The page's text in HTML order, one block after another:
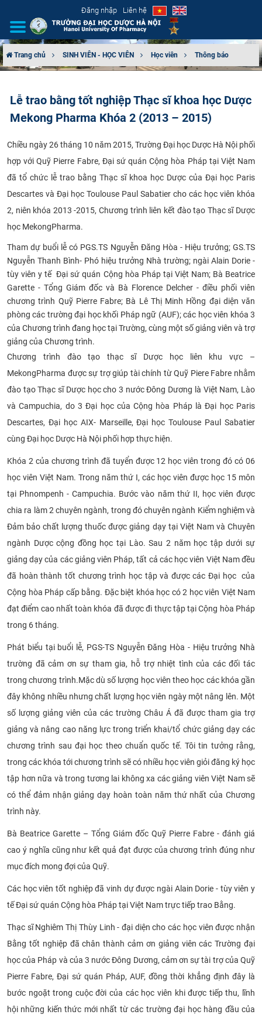
Đăng nhập Liên hệ
CƠ CẤU TỔ CHỨC
ĐÀO TẠO
ĐẢM BẢO CHẤT LƯỢNG
KHOA HỌC CÔNG NGHỆ
HTQT
CỰU NGƯỜI HỌC
Trang chủ SINH VIÊN - HỌC VIÊN Học viên Thông báo
Lễ trao bằng tốt nghiệp Thạc sĩ khoa học Dược
Mekong Pharma Khóa 2 (2013 – 2015)
Chiều ngày 26 tháng 10 năm 2015, Trường Đại học Dược Hà Nội phối
hợp với Quỹ Pierre Fabre, Đại sứ quán Cộng hòa Pháp tại Việt Nam
đã tổ chức lễ trao bằng Thạc sĩ khoa học Dược của Đại học Paris
Descartes và Đại học Toulouse Paul Sabatier cho các học viên khóa
2, niên khóa 2013 -2015, Chương trình liên kết đào tạo Thạc sĩ Dược
học MekongPharma.
Tham dự buổi lễ có PGS.TS Nguyễn Đăng Hòa - Hiệu trưởng; GS.TS
Nguyễn Thanh Bình- Phó hiệu trưởng Nhà trường; ngài Alain Dorie -
tùy viên y tếĐại sứ quán Cộng hòa Pháp tại Việt Nam; Bà Beatrice
Garette - Tổng Giám đốc và Bà Florence Delcher - điều phối viên
chương trình Quỹ Pierre Fabre; Bà Lê Thị Minh Hồng đại diện văn
phòng các trường đại học khối Pháp ngữ (AUF); các học viên khóa 3
của Chương trình đang học tại Trường, cùng một số giảng viên và trợ
giảng của Chương trình.
Chương trình đào tạo thạc sĩ Dược học liên khu vực –
MekongPharma được sự trợ giúp tài chính từ Quỹ Piere Fabre nhằm
đào tạo Thạc sĩ Dược học cho 3 nước Đông Dương là Việt Nam, Lào
và Campuchia, do 3 Đại học của Cộng hòa Pháp là Đại học Paris
Descartes, Đại học AIX- Marseille, Đại học Toulouse Paul Sabatier
cùng Đại học Dược Hà Nội phối hợp thực hiện.
Khóa 2 của chương trình đã tuyển được 12 học viên trong đó có 06
học viên Việt Nam. Trong năm thứ I, các học viên được học 15 môn
tại Phnompenh - Campuchia. Bước vào năm thứ II, học viên được
chia ra làm 2 chuyên ngành, trong đó chuyên ngành Kiểm nghiệm và
Đảm bảo chất lượng thuốc được giảng dạy tại Việt Nam và Chuyên
ngành Dược cộng đồng học tại Lào. Sau 2 năm học tập dưới sự
giảng dạy của các giảng viên Pháp, tất cả các học viên Việt Nam đều
đã hoàn thành tốt chương trình học tập và được các Đại học của
Cộng hòa Pháp cấp bằng. Đặc biệt khóa học có 2 học viên Việt Nam
đạt điểm cao nhất toàn khóa đã được đi thực tập tại Cộng hòa Pháp
trong 6 tháng.
Phát biểu tại buổi lễ, PGS-TS Nguyễn Đăng Hòa - Hiệu trưởng Nhà
trường đã cảm ơn sự tham gia, hỗ trợ nhiệt tình của các đối tác
trong chương trình.Mặc dù số lượng học viên theo học các khóa gần
đây không nhiều nhưng chất lượng học viên ngày một nâng lên. Một
số lượng giảng viên của các trường Châu Á đã được tham gia trợ
giảng và nâng cao năng lực trong triển khai/tổ chức giảng dạy các
chương trình sau đại học theo chuẩn quốc tế. Tôi tin tưởng rằng,
trong các khóa tới chương trình sẽ có nhiều học viên giỏi đăng ký học
tập hơn nữa và trong tương lai không xa các giảng viên Việt Nam sẽ
có thể đảm nhận giảng dạy hoàn toàn năm thứ nhất của Chương
trình này.
Bà Beatrice Garette – Tổng Giám đốc Quỹ Pierre Fabre - đánh giá
cao ý nghĩa cũng như kết quả đạt được của chương trình đúng như
mục đích mong đợi của Quỹ.
Các học viên tốt nghiệp đã vinh dự được ngài Alain Dorie - tùy viên y
tế Đại sứ quán Cộng hòa Pháp tại Việt Nam trực tiếp trao Bằng.
Thạc sĩ Nghiêm Thị Thùy Linh - đại diện cho các học viên được nhận
Bằng tốt nghiệp đã chân thành cảm ơn giảng viên các Trường đại
học của Pháp và của 3 nước Đông Dương, cảm ơn sự tài trợ của Quỹ
Pierre Fabre, Đại sứ quán Pháp, AUF, đồng thời khẳng định đây là
bước ngoặt trong cuộc đời của các học viên khi được tiếp thu, lĩnh
hội những kiến thức mới nhất từ các trường đại học hàng đầu của